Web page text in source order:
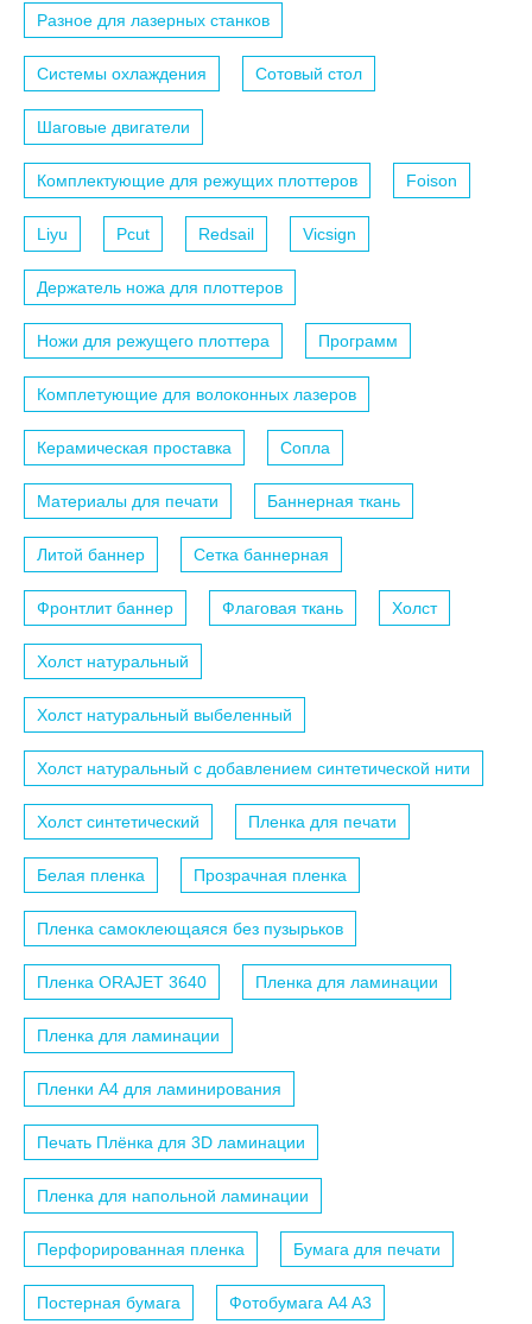
Разное для лазерных станков
Системы охлаждения Сотовый стол
Шаговые двигатели
Комплектующие для режущих плоттеров Foison
Liyu Pcut Redsail Vicsign
Держатель ножа для плоттеров
Ножи для режущего плоттера Программ
Комплетующие для волоконных лазеров
Керамическая проставка Сопла
Материалы для печати Баннерная ткань
Литой баннер Сетка баннерная
Фронтлит баннер Флаговая ткань Холст
Холст натуральный
Холст натуральный выбеленный
Холст натуральный с добавлением синтетической нити
Холст синтетический Пленка для печати
Белая пленка Прозрачная пленка
Пленка самоклеющаяся без пузырьков
Пленка ORAJET 3640 Пленка для ламинации
Пленка для ламинации
Пленки A4 для ламинирования
Печать Плёнка для 3D ламинации
Пленка для напольной ламинации
Перфорированная пленка Бумага для печати
Постерная бумага Фотобумага A4 A3